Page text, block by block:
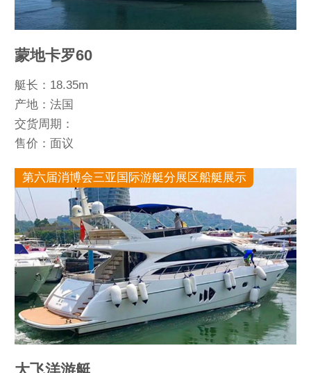
蒙地卡罗60
艇长：18.35m
产地：法国
交货周期：
售价：面议
第六届消博会三亚国际游艇分展区船艇展示